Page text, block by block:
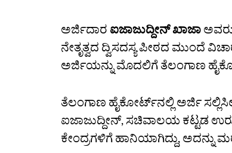
ಅರ್ಜಿದಾರ ಐಜಾಜುದ್ದೀನ್ ಖಾಜಾ
ನೇತೃತ್ವದ ದ್ವಿಸದಸ್ಯ ಪೀಠದ ಮುಂದೆ
ಅರ್ಜಿಯನ್ನು ಮೊದಲಿಗೆ ತೆಲಂಗಾಣ
ತೆಲಂಗಾಣ ಹೈಕೋರ್ಟ್‌ನಲ್ಲಿ ಅರ್ಜಿ
ಐಜಾಜುದ್ದೀನ್, ಸಚಿವಾಲಯ ಕಟ್ಟಡ
ಕೇಂದ್ರಗಳಿಗೆ ಹಾನಿಯಾಗಿದ್ದು,